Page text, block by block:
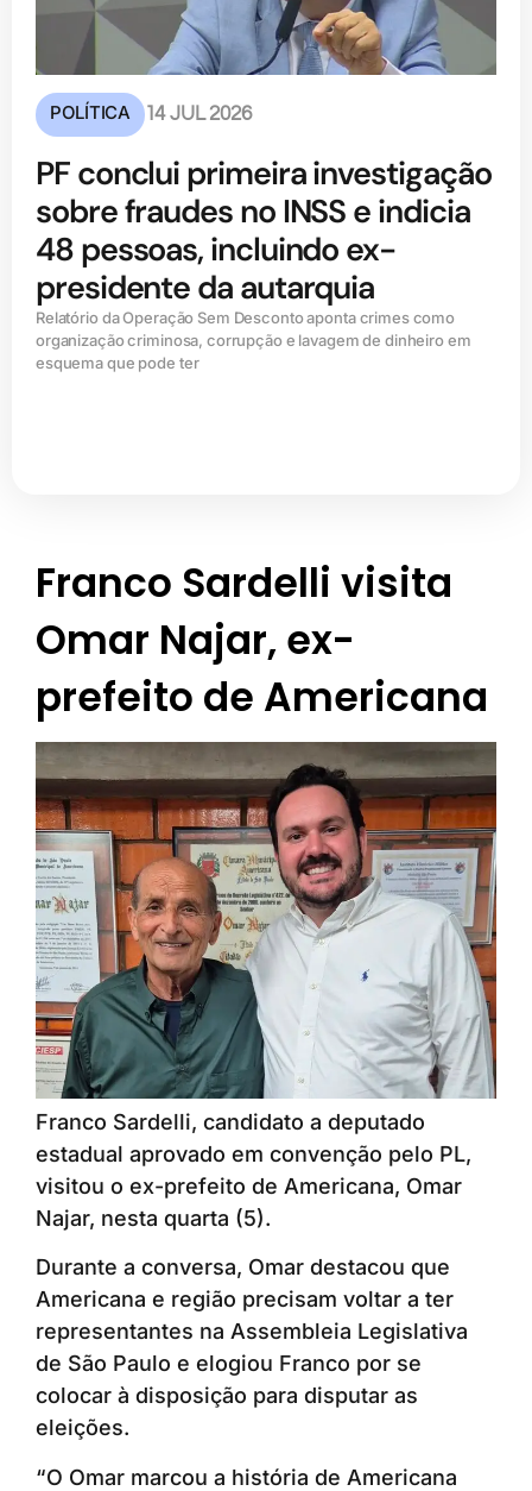
POLÍTICA 14 JUL 2026
PF conclui primeira investigação
sobre fraudes no INSS e indicia
48 pessoas, incluindo ex-
presidente da autarquia
Relatório da Operação Sem Desconto aponta crimes como
organização criminosa, corrupção e lavagem de dinheiro em
esquema que pode ter
Franco Sardelli visita
Omar Najar, ex-
prefeito de Americana
Franco Sardelli, candidato a deputado
estadual aprovado em convenção pelo PL,
visitou o ex-prefeito de Americana, Omar
Najar, nesta quarta (5).
Durante a conversa, Omar destacou que
Americana e região precisam voltar a ter
representantes na Assembleia Legislativa
de São Paulo e elogiou Franco por se
colocar à disposição para disputar as
eleições.
“O Omar marcou a história de Americana